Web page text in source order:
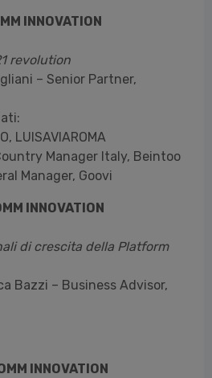
INNOVATION
revolution
– Senior Partner,
LUISAVIAROMA
Manager Italy, Beintoo
Manager, Goovi
INNOVATION
di crescita della Platform
Bazzi – Business Advisor,
INNOVATION